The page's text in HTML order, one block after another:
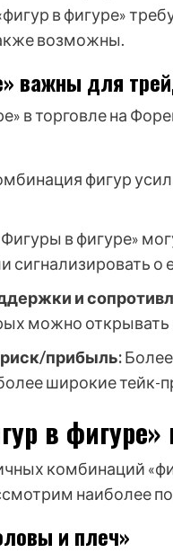
в фигуре»
возможны.
важны для
в торговле на
фигур
в фигуре»
о
и
можно открывать
прибыль:
широкие тейк-
в фигуре»
комбинаций
наиболее
и плеч»